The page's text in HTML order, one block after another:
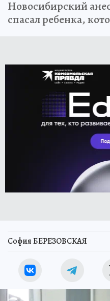
Новосибирский
спасал ребенка,
София БЕРЕЗОВСКАЯ